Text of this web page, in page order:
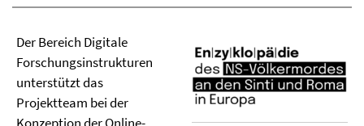
Der Bereich Digitale
Forschungsinstrukturen
unterstützt das
Projektteam bei der
Konzeption der Online-